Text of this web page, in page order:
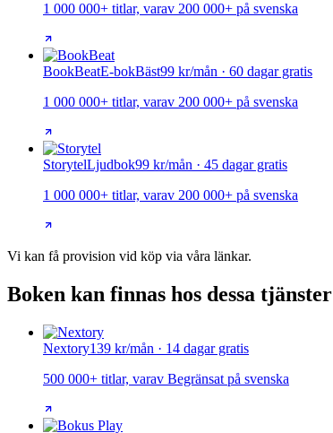
1 000 000+ titlar, varav 200 000+ på svenska
BookBeatE-bokBäst99 kr/mån · 60 dagar gratis
1 000 000+ titlar, varav 200 000+ på svenska
StorytelLjudbok99 kr/mån · 45 dagar gratis
1 000 000+ titlar, varav 200 000+ på svenska
Vi kan få provision vid köp via våra länkar.
Boken kan finnas hos dessa tjänster
Nextory139 kr/mån · 14 dagar gratis
500 000+ titlar, varav Begränsat på svenska